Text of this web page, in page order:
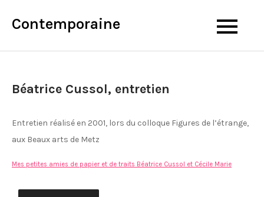
Contemporaine
Béatrice Cussol, entretien
Entretien réalisé en 2001, lors du colloque Figures de l’étrange,
aux Beaux arts de Metz
Mes petites amies de papier et de traits Béatrice Cussol et Cécile Marie